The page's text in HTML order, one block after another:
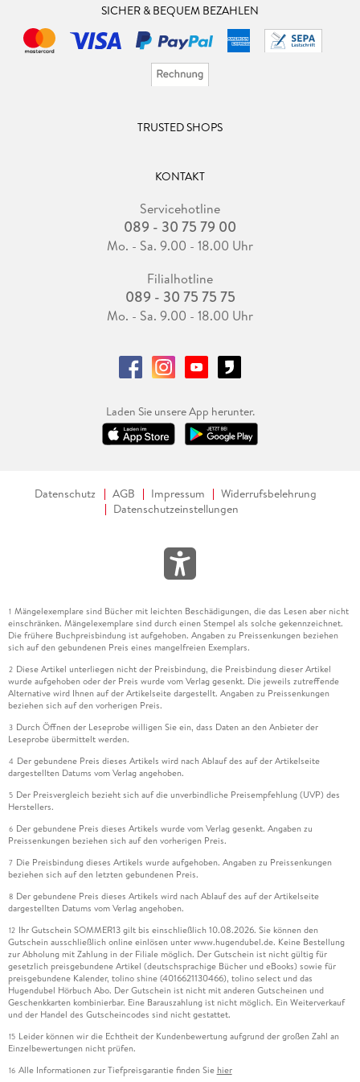
SICHER & BEQUEM BEZAHLEN
TRUSTED SHOPS
KONTAKT
Servicehotline
089 - 30 75 79 00
Mo. - Sa. 9.00 - 18.00 Uhr
Filialhotline
089 - 30 75 75 75
Mo. - Sa. 9.00 - 18.00 Uhr
Laden Sie unsere App herunter.
Datenschutz AGB Impressum
Widerrufsbelehrung
Datenschutzeinstellungen
1 Mängelexemplare sind Bücher mit leichten Beschädigungen, die das Lesen aber nicht
einschränken. Mängelexemplare sind durch einen Stempel als solche gekennzeichnet.
Die frühere Buchpreisbindung ist aufgehoben. Angaben zu Preissenkungen beziehen
sich auf den gebundenen Preis eines mangelfreien Exemplars.
2 Diese Artikel unterliegen nicht der Preisbindung, die Preisbindung dieser Artikel
wurde aufgehoben oder der Preis wurde vom Verlag gesenkt. Die jeweils zutreffende
Alternative wird Ihnen auf der Artikelseite dargestellt. Angaben zu Preissenkungen
beziehen sich auf den vorherigen Preis.
3 Durch Öffnen der Leseprobe willigen Sie ein, dass Daten an den Anbieter der
Leseprobe übermittelt werden.
4 Der gebundene Preis dieses Artikels wird nach Ablauf des auf der Artikelseite
dargestellten Datums vom Verlag angehoben.
5 Der Preisvergleich bezieht sich auf die unverbindliche Preisempfehlung (UVP) des
Herstellers.
6 Der gebundene Preis dieses Artikels wurde vom Verlag gesenkt. Angaben zu
Preissenkungen beziehen sich auf den vorherigen Preis.
7 Die Preisbindung dieses Artikels wurde aufgehoben. Angaben zu Preissenkungen
beziehen sich auf den letzten gebundenen Preis.
8 Der gebundene Preis dieses Artikels wird nach Ablauf des auf der Artikelseite
dargestellten Datums vom Verlag angehoben.
12 Ihr Gutschein SOMMER13 gilt bis einschließlich 10.08.2026. Sie können den
Gutschein ausschließlich online einlösen unter www.hugendubel.de. Keine Bestellung
zur Abholung mit Zahlung in der Filiale möglich. Der Gutschein ist nicht gültig für
gesetzlich preisgebundene Artikel (deutschsprachige Bücher und eBooks) sowie für
preisgebundene Kalender, tolino shine (4016621130466), tolino select und das
Hugendubel Hörbuch Abo. Der Gutschein ist nicht mit anderen Gutscheinen und
Geschenkkarten kombinierbar. Eine Barauszahlung ist nicht möglich. Ein Weiterverkauf
und der Handel des Gutscheincodes sind nicht gestattet.
15 Leider können wir die Echtheit der Kundenbewertung aufgrund der großen Zahl an
Einzelbewertungen nicht prüfen.
16 Alle Informationen zur Tiefpreisgarantie finden Sie hier